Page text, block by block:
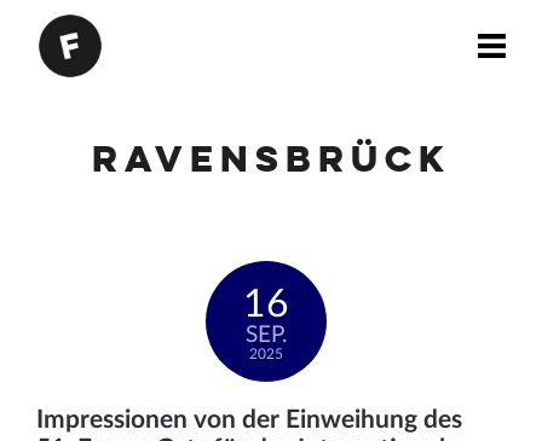
Ravensbrück
16
SEP.
2025
Impressionen von der Einweihung des